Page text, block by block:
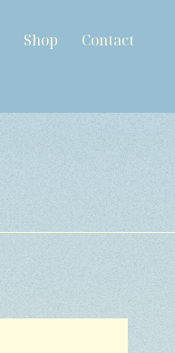
Shop Contact